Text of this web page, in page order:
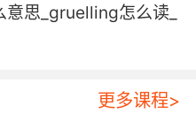
节
discovery.
思_gruelling怎么读_
更多课程>